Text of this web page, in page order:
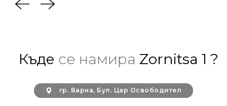
Къде се намира Zornitsa 1 ?
гр. Варна, Бул. Цар Освободител